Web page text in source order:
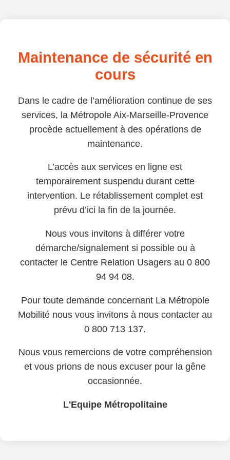
Maintenance de sécurité en
cours
Dans le cadre de l’amélioration continue de ses
services, la Métropole Aix-Marseille-Provence
procède actuellement à des opérations de
maintenance.
L’accès aux services en ligne est
temporairement suspendu durant cette
intervention. Le rétablissement complet est
prévu d’ici la fin de la journée.
Nous vous invitons à différer votre
démarche/signalement si possible ou à
contacter le Centre Relation Usagers au 0 800
94 94 08.
Pour toute demande concernant La Métropole
Mobilité nous vous invitons à nous contacter au
0 800 713 137.
Nous vous remercions de votre compréhension
et vous prions de nous excuser pour la gêne
occasionnée.
L'Equipe Métropolitaine